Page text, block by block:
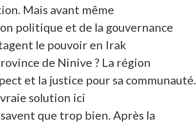
Mais avant même
politique et de la gouvernance
le pouvoir en Irak
de Ninive ? La région
et la justice pour sa communauté.
solution ici
que trop bien. Après la